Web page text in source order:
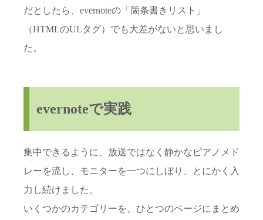
だとしたら、evernoteの「箇条書きリスト」
（HTMLのULタグ）でも大差がないと思いまし
た。
evernoteで実践
集中できるように、放送ではなく静かなピアノメド
レーを流し、モニターを一つにしぼり、とにかく入
力し続けました。
いくつかのカテゴリーを、ひとつのページにまとめ